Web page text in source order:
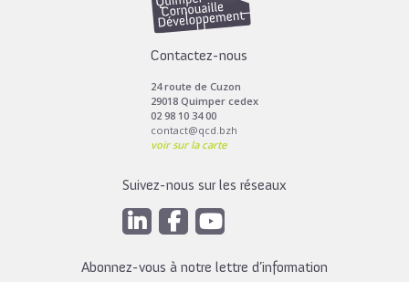
Contactez-nous
24 route de Cuzon
29018 Quimper cedex
02 98 10 34 00
contact@qcd.bzh
voir sur la carte
Suivez-nous sur les réseaux
Abonnez-vous à notre lettre d’information